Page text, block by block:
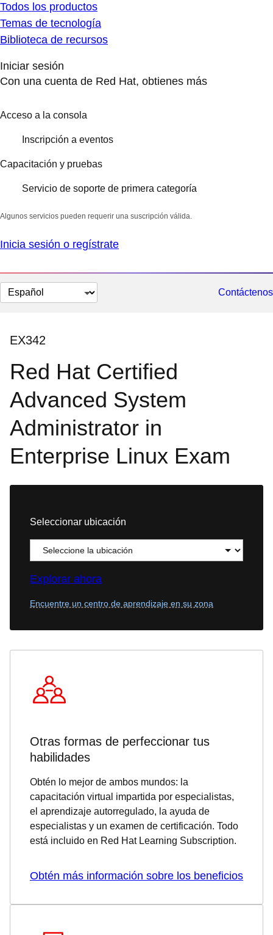
Todos los productos
Temas de tecnología
Biblioteca de recursos
Iniciar sesión
Con una cuenta de Red Hat, obtienes más
Acceso a la consola
Inscripción a eventos
Capacitación y pruebas
Servicio de soporte de primera categoría
Algunos servicios pueden requerir una suscripción válida.
Inicia sesión o regístrate
Cambiar
el
Contáctenos
EX342
Red Hat Certified
Advanced System
Administrator in
Enterprise Linux Exam
Seleccionar ubicación
Explorar ahora
Encuentre un centro de aprendizaje en su zona
Otras formas de perfeccionar tus
habilidades
Obtén lo mejor de ambos mundos: la
capacitación virtual impartida por especialistas,
el aprendizaje autorregulado, la ayuda de
especialistas y un examen de certificación. Todo
está incluido en Red Hat Learning Subscription.
Obtén más información sobre los beneficios